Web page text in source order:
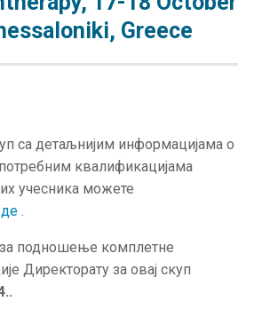
Greece
са детаљнијим информацијама о
квалификацијама
учесника можете
.
подношење комплетне
Директорату за овај скуп